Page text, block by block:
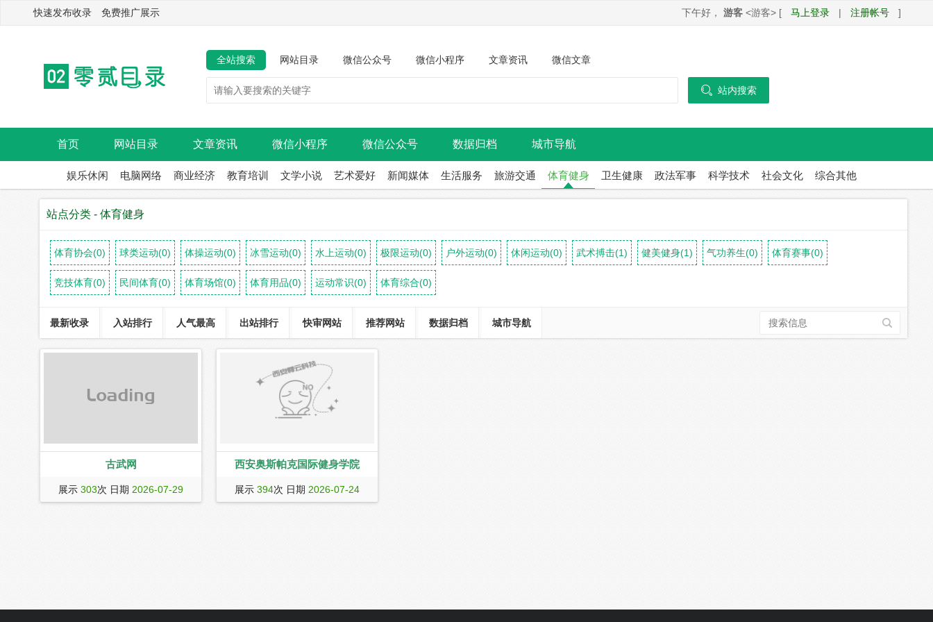
快速发布收录 免费推广展示 下午好， 游客 <游客> [ 马上登录 | 注册帐号 ]
全站搜索 网站目录 微信公众号 微信小程序 文章资讯 微信文章
 站内搜索
首页 网站目录 文章资讯 微信小程序 微信公众号 数据归档 城市导航
娱乐休闲 电脑网络 商业经济 教育培训 文学小说 艺术爱好 新闻媒体 生活服务 旅游交通 体育健身 卫生健康 政法军事 科学技术 社会文化 综合其他
站点分类 - 体育健身
体育协会(0) 球类运动(0) 体操运动(0) 冰雪运动(0) 水上运动(0) 极限运动(0) 户外运动(0) 休闲运动(0) 武术搏击(1) 健美健身(1) 气功养生(0) 体育赛事(0)
竞技体育(0) 民间体育(0) 体育场馆(0) 体育用品(0) 运动常识(0) 体育综合(0)
最新收录 入站排行 人气最高 出站排行 快审网站 推荐网站 数据归档 城市导航
古武网
古武术是古代武术的简称，古武网的名
展示 303次 日期 2026-07-29
西安奥斯帕克国际健身学院
西安奥斯帕克国际健身学院是西北唯一
展示 394次 日期 2026-07-24